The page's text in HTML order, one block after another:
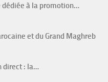
dédiée à la promotion…
et du Grand Maghreb
direct : la…